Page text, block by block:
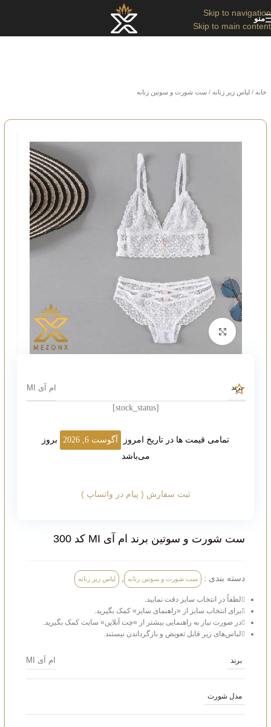
Skip to navigation
Skip to main content
منو
خانه / لباس زیر زنانه / ست شورت و سوتین زنانه
بزرگنمایی تصویر
ست شورت و سوتین برند ام آی MI کد 300
دسته بندی : ست شورت و سوتین زنانه لباس زیر زنانه
لطفاً در انتخاب سایز دقت نمایید.
برای انتخاب سایز از «راهنمای سایز» کمک بگیرید.
در صورت نیاز به راهنمایی بیشتر از «چت آنلاین» سایت کمک بگیرید.
لباس‌های زیر قابل تعویض و بازگرداندن نیستند.
برند ام آی MI
مدل شورت
برند ام آی MI
[stock_status]
تمامی قیمت ها در تاریخ امروز آگوست 6, 2026
بروز
می‌باشد
ثبت سفارش ( پیام در واتساپ )